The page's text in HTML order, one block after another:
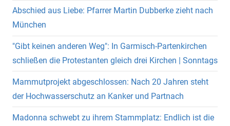
Abschied aus Liebe: Pfarrer Martin Dubberke zieht nach
München
"Gibt keinen anderen Weg": In Garmisch-Partenkirchen
schließen die Protestanten gleich drei Kirchen | Sonntags
Mammutprojekt abgeschlossen: Nach 20 Jahren steht
der Hochwasserschutz an Kanker und Partnach
Madonna schwebt zu ihrem Stammplatz: Endlich ist die